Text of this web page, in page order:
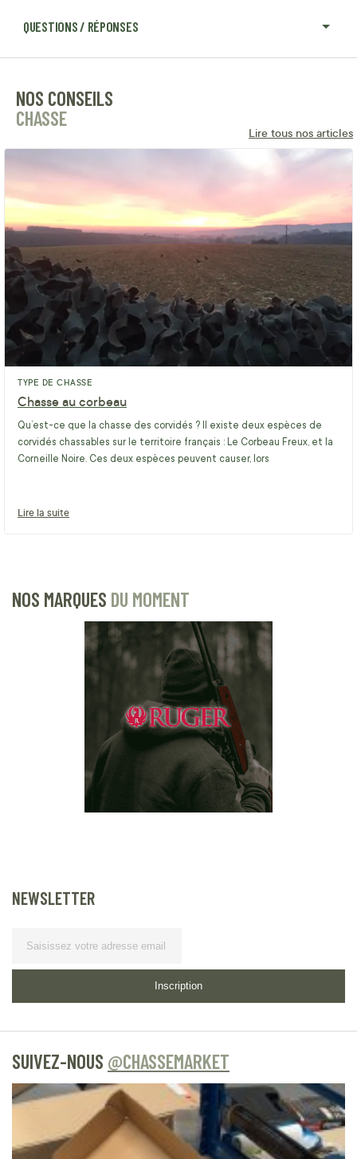
QUESTIONS / RÉPONSES
NOS CONSEILS
CHASSE
Lire tous nos articles
TYPE DE CHASSE
Chasse au corbeau
Qu’est-ce que la chasse des corvidés ? Il existe deux espèces de
corvidés chassables sur le territoire français : Le Corbeau Freux, et la
Corneille Noire. Ces deux espèces peuvent causer, lors
Lire la suite
NOS MARQUES DU MOMENT
NEWSLETTER
Inscription
SUIVEZ-NOUS @CHASSEMARKET